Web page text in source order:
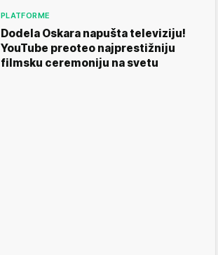
PLATFORME
Dodela Oskara napušta televiziju!
YouTube preoteo najprestižniju
filmsku ceremoniju na svetu